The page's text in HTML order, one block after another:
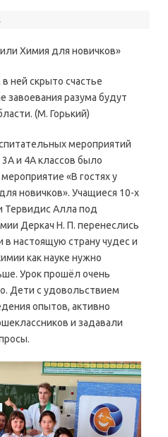
Химия для новичков»
ней скрыто счастье
завоевания разума будут
(М. Горький)
мероприятий
и 4А классов было
«В гостях у
новичков». Учащиеся 10-х
Тервидис Алла под
Деркач Н. П. перенеслись
настоящую страну чудес и
как науке нужно
Урок прошёл очень
Дети с удовольствием
опытов, активно
и задавали